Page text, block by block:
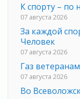
К спорту – по
07 августа 2026
За каждой
Человек
07 августа 2026
Газ ветеранам
07 августа 2026
Во